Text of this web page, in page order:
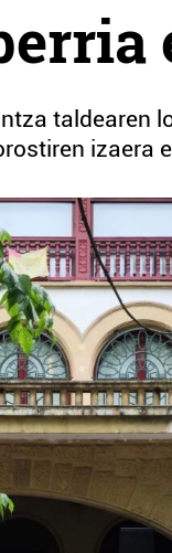
taldearen
izaera